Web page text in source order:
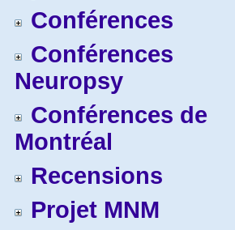
Conférences
Conférences
Neuropsy
Conférences de
Montréal
Recensions
Projet MNM